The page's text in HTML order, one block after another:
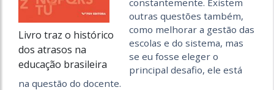
Livro traz o histórico
dos atrasos na
educação brasileira
outras questões também,
como melhorar a gestão das
escolas e do sistema, mas
se eu fosse eleger o
principal desafio, ele está
na questão do docente.